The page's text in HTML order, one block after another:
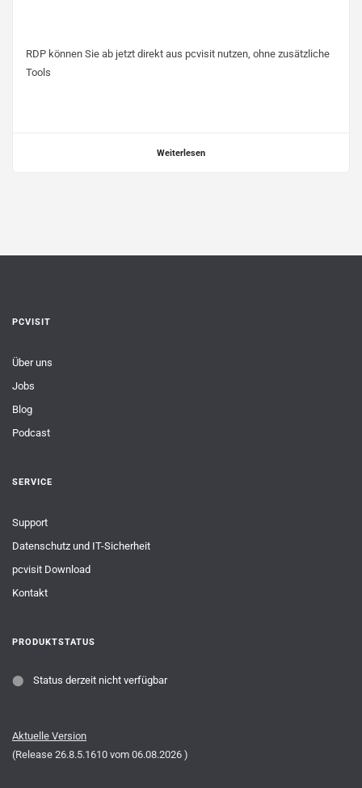
RDP können Sie ab jetzt direkt aus pcvisit nutzen, ohne zusätzliche
Tools
Weiterlesen
PCVISIT
Über uns
Jobs
Blog
Podcast
SERVICE
Support
Datenschutz und IT-Sicherheit
pcvisit Download
Kontakt
PRODUKTSTATUS
⬤ Status derzeit nicht verfügbar
Aktuelle Version
(Release 26.8.5.1610 vom 06.08.2026 )